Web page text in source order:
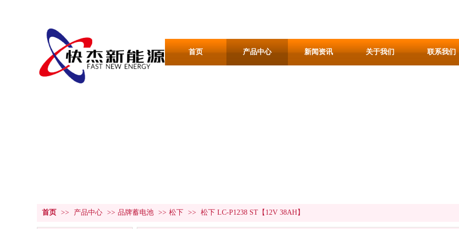
首页 产品中心 新闻资讯 关于我们 联系我们
首页 >> 产品中心 >> 品牌蓄电池 >> 松下 >> 松下 LC-P1238 ST【12V 38AH】